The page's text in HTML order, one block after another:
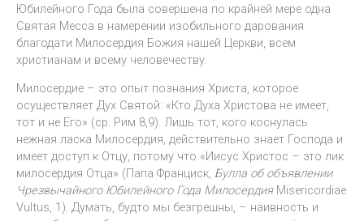
Юбилейного Года была совершена по крайней мере одна
Святая Месса в намерении изобильного дарования
благодати Милосердия Божия нашей Церкви, всем
христианам и всему человечеству.
Милосердие – это опыт познания Христа, которое
осуществляет Дух Святой: «Кто Духа Христова не имеет,
тот и не Его» (ср. Рим 8,9). Лишь тот, кого коснулась
нежная ласка Милосердия, действительно знает Господа и
имеет доступ к Отцу, потому что «Иисус Христос – это лик
милосердия Отца» (Папа Франциск, Булла об объявлении
Чрезвычайного Юбилейного Года МилосердияMisericordiae
Vultus, 1). Думать, будто мы безгрешны, – наивность и